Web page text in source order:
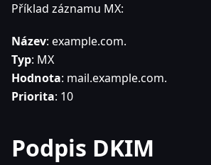
Příklad záznamu MX:
Název: example.com.
Typ: MX
Hodnota: mail.example.com.
Priorita: 10
Podpis DKIM